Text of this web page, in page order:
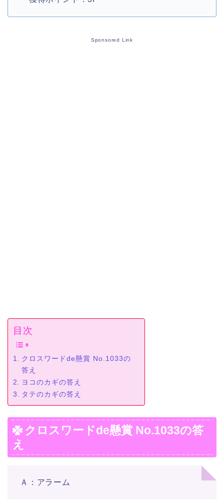
Sponsored Link
目次
クロスワードde懸賞 No.1033の
答え
ヨコのカギの答え
タテのカギの答え
クロスワードde懸賞 No.1033の答
え
Ａ：アラーム